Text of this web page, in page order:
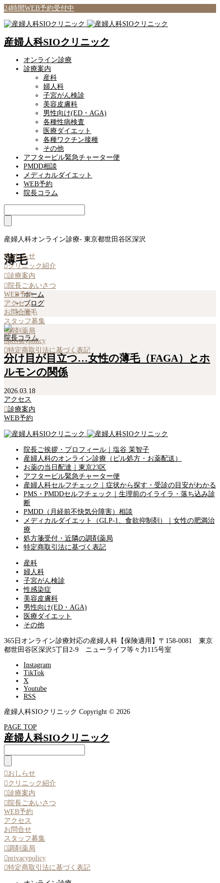
24時間WEB予約受付中
産婦人科SIOクリニック
オンライン診療
診療案内
産科
婦人科
子宮がん検診
美容皮膚科
男性向け(ED・AGA)
各種性病検査
医療ダイエット
各種ワクチン接種
その他
アフターピル緊急チャーター便
PMDD相談
メディカルダイエット
WEB予約
院長コラム
産婦人科オンライン診療- 東京都世田谷区深沢
おしらせ
クリニック紹介
診療案内
 院長ごあいさつ
WEB予約
アクセス
お問合せ
スタッフ募集
調剤薬局
privacypolicy
特定商取引法に基づく表記
薄毛
ホーム
ブログ
薄毛
院長コラム
分け目が目立つ…女性の薄毛（FAGA）とホ
ルモンの関係
2026.03.18
アクセス
診療案内
WEB予約
院長ご挨拶・プロフィール｜塩谷 茉智子
産婦人科のオンライン診療（ピル処方・お薬配送）
お薬の当日配達｜東京23区
アフターピル緊急チャーター便
産婦人科セルフチェック｜症状から探す・受診の目安がわかる
PMS・PMDDセルフチェック｜生理前のイライラ・落ち込み診
断
PMDD（月経前不快気分障害）相談
メディカルダイエット（GLP-1、食欲抑制剤）｜女性の肥満治
療
処方箋受付・近隣の調剤薬局
特定商取引法に基づく表記
産科
婦人科
子宮がん検診
性感染症
美容皮膚科
男性向け(ED・AGA)
医療ダイエット
その他
365日オンライン診療対応の産婦人科【保険適用】 〒158-0081 東京
都世田谷区深沢5丁目2-9 ニューライフ等々力115号室
Instagram
TikTok
X
Youtube
RSS
産婦人科SIOクリニック Copyright © 2026
PAGE TOP
産婦人科SIOクリニック
おしらせ
クリニック紹介
診療案内
 院長ごあいさつ
WEB予約
アクセス
お問合せ
スタッフ募集
調剤薬局
privacypolicy
特定商取引法に基づく表記